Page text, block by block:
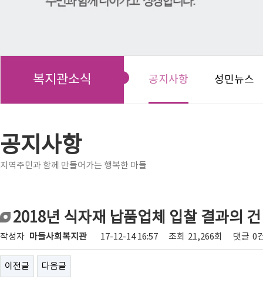
복지관소식 공지사항 성민뉴스
공지사항
지역주민과 함께 만들어가는 행복한 마들
2018년 식자재 납품업체 입찰 결과의 건
작성자 마들사회복지관 17-12-14 16:57 조회 21,266회 댓글 0
이전글 다음글